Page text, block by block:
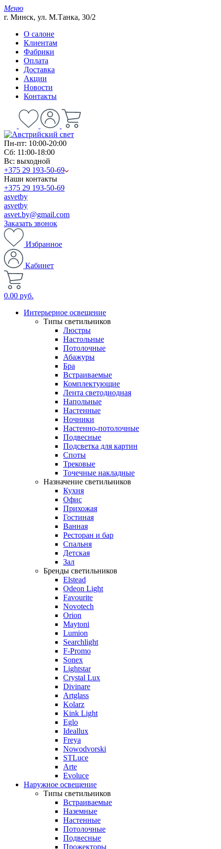
Меню
г. Минск, ул. М.Танка, 30/2
О салоне
Клиентам
Фабрики
Оплата
Доставка
Акции
Новости
Контакты
Пн-пт: 10:00-20:00
Сб: 11:00-18:00
Вс: выходной
+375 29 193-50-69
Наши контакты
+375 29 193-50-69
asvetby
asvetby
asvet.by@gmail.com
Заказать звонок
Избранное
Кабинет
0.00 руб.
Интерьерное освещение
Типы светильников
Люстры
Настольные
Потолочные
Абажуры
Бра
Встраиваемые
Комплектующие
Лента светодиодная
Напольные
Настенные
Ночники
Настенно-потолочные
Подвесные
Подсветка для картин
Споты
Трековые
Точечные накладные
Назначение светильников
Кухня
Офис
Прихожая
Гостиная
Ванная
Ресторан и бар
Спальня
Детская
Зал
Бренды светильников
Elstead
Odeon Light
Favourite
Novotech
Orion
Maytoni
Lumion
Searchlight
F-Promo
Sonex
Lightstar
Crystal Lux
Divinare
Artglass
Kolarz
Kink Light
Eglo
Ideallux
Freya
Nowodvorski
STLuce
Arte
Evoluce
Наружное освещение
Типы светильников
Встраиваемые
Наземные
Настенные
Потолочные
Подвесные
Прожекторы